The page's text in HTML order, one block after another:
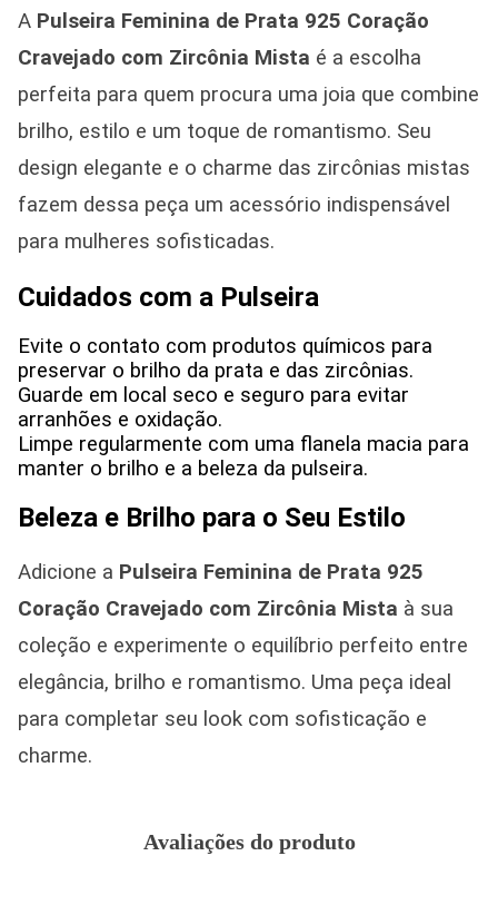
A Pulseira Feminina de Prata 925 Coração
Cravejado com Zircônia Mista é a escolha
perfeita para quem procura uma joia que combine
brilho, estilo e um toque de romantismo. Seu
design elegante e o charme das zircônias mistas
fazem dessa peça um acessório indispensável
para mulheres sofisticadas.
Cuidados com a Pulseira
Evite o contato com produtos químicos para
preservar o brilho da prata e das zircônias.
Guarde em local seco e seguro para evitar
arranhões e oxidação.
Limpe regularmente com uma flanela macia para
manter o brilho e a beleza da pulseira.
Beleza e Brilho para o Seu Estilo
Adicione a Pulseira Feminina de Prata 925
Coração Cravejado com Zircônia Mista à sua
coleção e experimente o equilíbrio perfeito entre
elegância, brilho e romantismo. Uma peça ideal
para completar seu look com sofisticação e
charme.
Avaliações do produto